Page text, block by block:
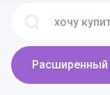
Расширенный